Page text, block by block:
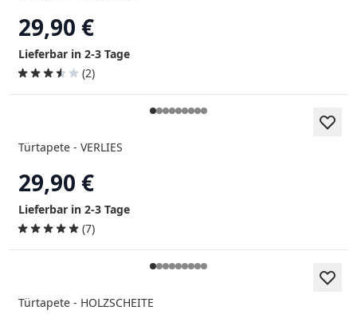
29,90 €
Lieferbar in 2-3 Tage
(2)
Türtapete - VERLIES
29,90 €
Lieferbar in 2-3 Tage
(7)
Türtapete - HOLZSCHEITE